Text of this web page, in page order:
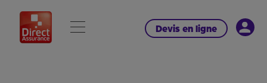
Devis en ligne